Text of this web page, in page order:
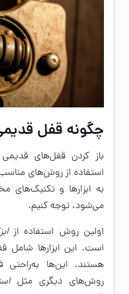
چگونه قفل
باز کردن قفل‌های
استفاده از روش‌های
به ابزارها و تکنیک‌های
می‌شود، توجه کنیم.
اولین روش استفاده از
است. این ابزارها
هستند. این‌ها به‌راحتی
روش‌های دیگری مثل